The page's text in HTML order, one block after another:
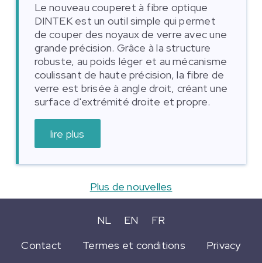
Le nouveau couperet à fibre optique
DINTEK est un outil simple qui permet
de couper des noyaux de verre avec une
grande précision. Grâce à la structure
robuste, au poids léger et au mécanisme
coulissant de haute précision, la fibre de
verre est brisée à angle droit, créant une
surface d'extrémité droite et propre.
lire plus
Plus de nouvelles
NL EN
FR
Contact
Termes et conditions
Privacy